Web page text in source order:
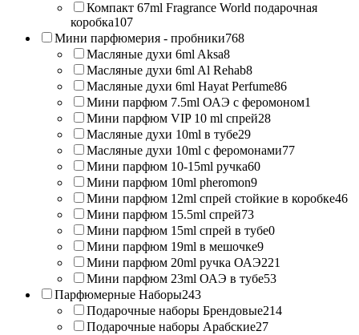
Компакт 67ml Fragrance World подарочная
коробка107
Мини парфюмерия - пробники768
Масляные духи 6ml Aksa8
Масляные духи 6ml Al Rehab8
Масляные духи 6ml Hayat Perfume86
Мини парфюм 7.5ml ОАЭ с феромоном1
Мини парфюм VIP 10 ml спрей28
Масляные духи 10ml в тубе29
Масляные духи 10ml с феромонами77
Мини парфюм 10-15ml ручка60
Мини парфюм 10ml pheromon9
Мини парфюм 12ml спрей стойкие в коробке46
Мини парфюм 15.5ml спрей73
Мини парфюм 15ml спрей в тубе0
Мини парфюм 19ml в мешочке9
Мини парфюм 20ml ручка ОАЭ221
Мини парфюм 23ml ОАЭ в тубе53
Парфюмерные Наборы243
Подарочные наборы Брендовые214
Подарочные наборы Арабские27